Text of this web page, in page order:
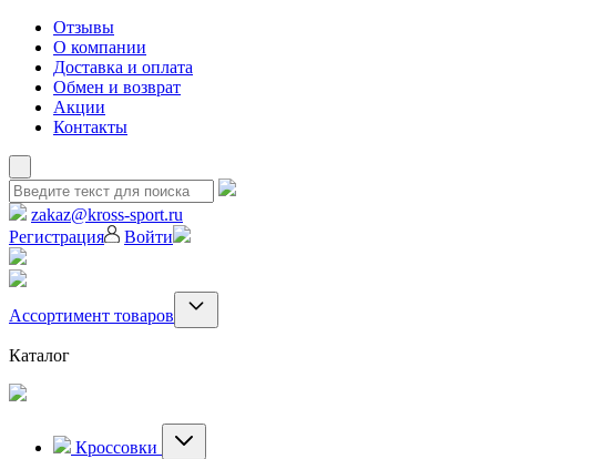
Отзывы
О компании
Доставка и оплата
Обмен и возврат
Акции
Контакты
zakaz@kross-sport.ru
Регистрация
Войти
Ассортимент товаров
Каталог
Кроссовки